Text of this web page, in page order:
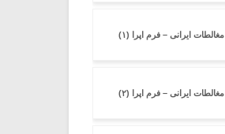
مغالطات ایرانی – فرم اپرا (۱)
مغالطات ایرانی – فرم اپرا (۲)